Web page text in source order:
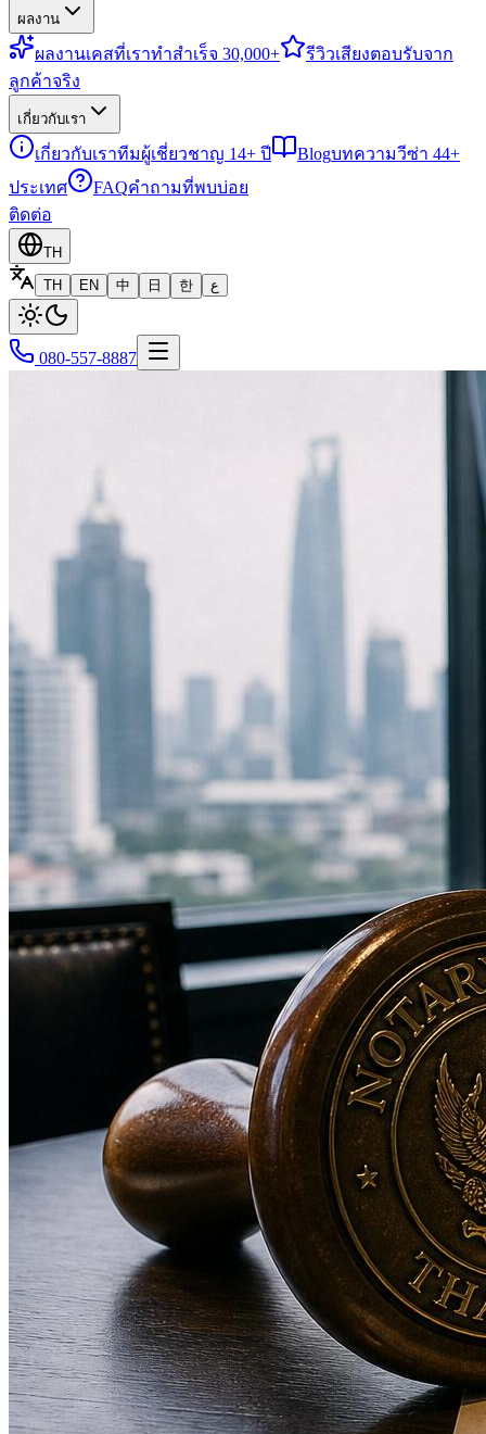
ผลงาน
ผลงานเคสที่เราทำสำเร็จ 30,000+ รีวิวเสียงตอบรับจาก
ลูกค้าจริง
เกี่ยวกับเรา
เกี่ยวกับเราทีมผู้เชี่ยวชาญ 14+ ปี Blogบทความวีซ่า 44+
ประเทศ
FAQคำถามที่พบบ่อย
ติดต่อ
TH
TH
EN 中 日 한 ع
080-557-8887